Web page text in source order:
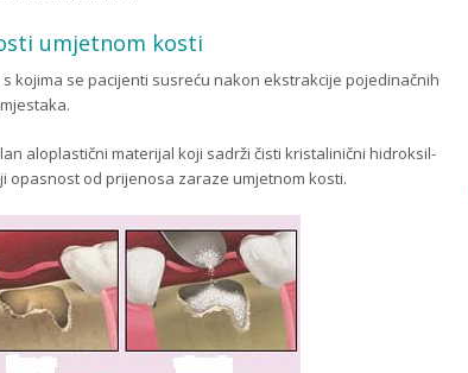
umjetnom kosti
kojima se pacijenti susreću nakon ekstrakcije pojedinačnih
aloplastični materijal koji sadrži čisti kristalinični hidroksil-
opasnost od prijenosa zaraze umjetnom kosti.